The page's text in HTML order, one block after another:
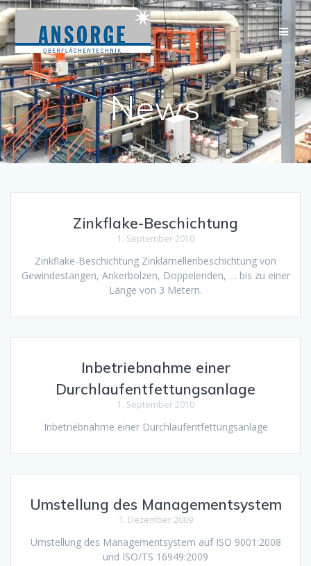
Zum
Inhalt
springen
News
Zinkflake-Beschichtung
1. September 2010
Zinkflake-Beschichtung Zinklamellenbeschichtung von
Gewindestangen, Ankerbolzen, Doppelenden, … bis zu einer
Länge von 3 Metern.
Inbetriebnahme einer
Durchlaufentfettungsanlage
1. September 2010
Inbetriebnahme einer Durchlaufentfettungsanlage
Umstellung des Managementsystem
1. Dezember 2009
Umstellung des Managementsystem auf ISO 9001:2008
und ISO/TS 16949:2009